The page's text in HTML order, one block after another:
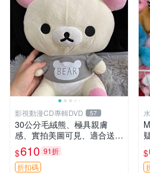
影視動漫CD專輯DVD 57
30公分毛絨熊、極具親膚
感、實拍美圖可見、適合送禮
收藏 毛絨熊 送禮 熊抱
$610 91折
折扣碼
$